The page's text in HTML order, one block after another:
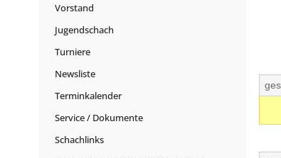
Vorstand
Jugendschach
Turniere
Newsliste
Terminkalender
Service / Dokumente
Schachlinks